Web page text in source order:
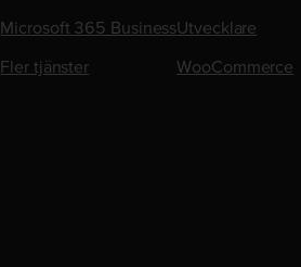
Microsoft 365 Business
Fler tjänster
Utvecklare
WooCommerce